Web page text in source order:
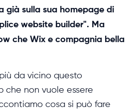
già sulla sua homepage di
website builder". Ma
che Wix e compagnia bella
da vicino questo
che non vuole essere
cosa si può fare